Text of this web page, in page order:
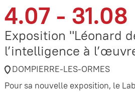
4.07 - 31.08
Exposition "Léonard
l’intelligence à
DOMPIERRE-LES-ORMES
Pour sa nouvelle exposition, le